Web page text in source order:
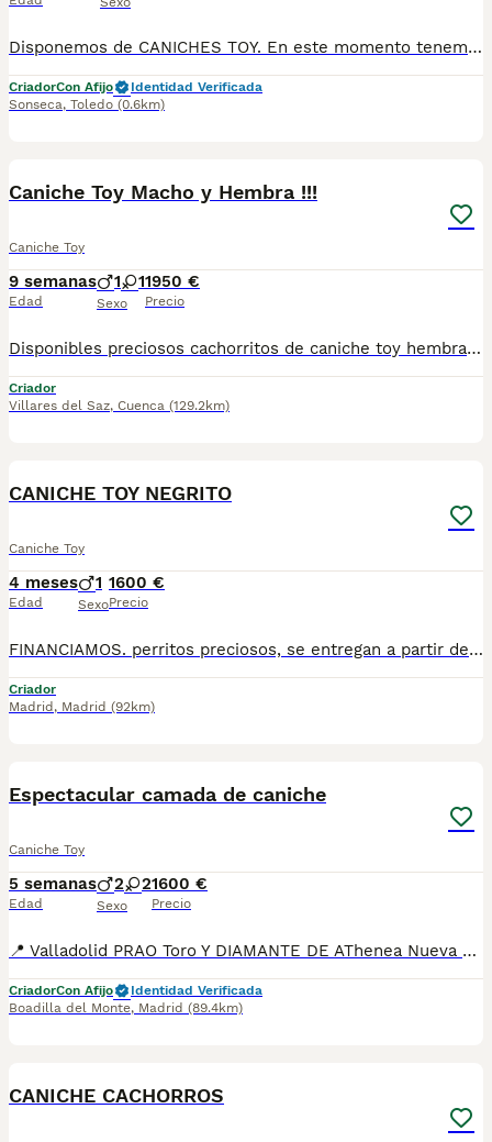
Disponemos de CANICHES TOY. En este momento tenemos en color negro, color apricot/rojo y color chocolate. Son cachorros nacionales, criados por nosotros, en nuestro centro, con pedigrí, Inscritos en el Libro de Orígenes Canino de España de la Federación Cinologica, se entregan con una garantía sanitaria escrita y contrato de compraventa, desparasitados y vacunados (con su cartilla sanitaria). Lo ideal es venir al criadero, conocer la camada, interactuar con ellos, ver comportamiento, carácter, etc y valorar. Si se decide visitar el criadero, ruego sea previa cita para dedicarles el tiempo que necesiten y aclararles las dudas. Padres a la vista en el criadero y excelente carácter, de 3,100 kilos el padre y 2,900 kilos la madre aproximadamente. A los padres les hemos realizado pruebas genéticas con marcadores de ADN para determinar que están libres de una serie de enfermedades: √ Hipocatalasia (Afecta al Sistema Digestivo). √ PRA (Atrofia Progresiva de Retina). √ Enfermedad de Von-Willebrands tipo 1 (Trastorno Hemorrágico). √ Hiperuricemia (HUU) (Trastorno del Sistema Urinario). √ La Osteocondrodisplasia (TOC) (Afecta al Sistema Esquelético). √ La Heterocigosidad. √ Gangliosidosis (GM2 Type II) (Afecta al Sistema Nervioso). √ Mielopatía Degenerativa, DM (Afecta al Sistema Nervioso). √ PRCD (Degeneración Progresiva de Órganos Sensoriales). √ Encefalopatía neonatal (Afecta al desarrollo del Sistema Nervioso). LLAMENOS Y LES INFORMAMOS AL 609369666 Estamos en Sonseca. Toledo POSIBILIDAD DE PAGAR A PLAZOS
CriadorCon Afijo
Identidad Verificada
Sonseca, Toledo (0.6km)
Caniche Toy Macho y Hembra !!!
Caniche Toy
9 semanas
Edad
1 1
Sexo
1950 €
Precio
Disponibles preciosos cachorritos de caniche toy hembra y macho un verdadero encanto se entregarán primera semana de septiembre con toda la vacunación completa, para que se. Vallan fuertes y sanos con sus nuevas familias estos cachorritos que estás viendo en las fotos ya que son actuales de los cachorros disponibles, para más información no dudes en pedirnos información estaremos encantados de poderte ayudar. Un saludo Hembra 2200
Criador
Villares del Saz, Cuenca (129.2km)
CANICHE TOY NEGRITO
Caniche Toy
4 meses
Edad
1
Sexo
1600 €
Precio
FINANCIAMOS. perritos preciosos, se entregan a partir de 2 meses y medio de edad, con mínimo 2 vacunas y 2 desparasitaciones. Se entregan con garantía vírica y genética. Con el microchip, su cartilla oficial, contrato de compra y factura. Compra responsablemente en un criador especializado, oficial y homologado con núcleo zoológico. Llámanos para más información. Los precios varían en función de la raza, edad, color y línea del cachorros
Criador
Madrid , Madrid (92km)
Espectacular camada de caniche
Caniche Toy
5 semanas
Edad
2 2
Sexo
1600 €
Precio
📍 Valladolid PRAO Toro Y DIAMANTE DE AThenea Nueva camada disponible de caniches Machos y hembras disponibles Criados en ambiente familiar y socializados desde el primer momento , cuentan con una morfología estupenda, y una gran caracter Se entregan con Dos meses Dos vacunas Cartilla de vacunación Desparasitaciones Revisión veterinaria Garantias por escrito Posibilidad de chip y pasaporte Posibilidad de transporte No te quedes sin una de estas maravillas Información ☎️ reservas 34 635 87 39 14
CriadorCon Afijo
Identidad Verificada
Boadilla del Monte, Madrid (89.4km)
CANICHE CACHORROS